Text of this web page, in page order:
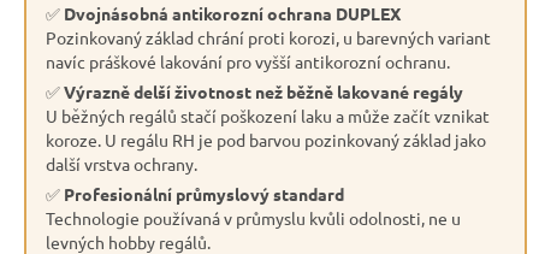
✅ Dvojnásobná antikorozní ochrana DUPLEX
Pozinkovaný základ chrání proti korozi, u barevných variant
navíc práškové lakování pro vyšší antikorozní ochranu.
✅Výrazně delší životnost než běžně lakované regály
U běžných regálů stačí poškození laku a může začít vznikat
koroze. U regálu RH je pod barvou pozinkovaný základ jako
další vrstva ochrany.
✅ Profesionální průmyslový standard
Technologie používaná v průmyslu kvůli odolnosti, ne u
levných hobby regálů.